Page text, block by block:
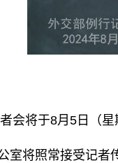
会将于8月5日（
室将照常接受记